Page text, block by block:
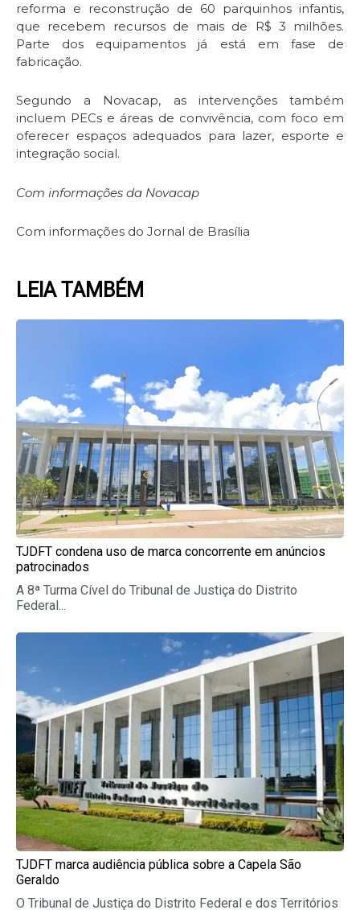
reforma e reconstrução de 60 parquinhos infantis,
que recebem recursos de mais de R$ 3 milhões.
Parte dos equipamentos já está em fase de
fabricação.
Segundo a Novacap, as intervenções também
incluem PECs e áreas de convivência, com foco em
oferecer espaços adequados para lazer, esporte e
integração social.
Com informações da Novacap
Com informações do Jornal de Brasília
LEIA TAMBÉM
TJDFT condena uso de marca concorrente em anúncios
patrocinados
A 8ª Turma Cível do Tribunal de Justiça do Distrito
Federal...
TJDFT marca audiência pública sobre a Capela São
Geraldo
O Tribunal de Justiça do Distrito Federal e dos Territórios